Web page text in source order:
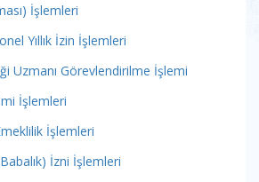
İşlemleri
Yıllık İzin İşlemleri
Uzmanı Görevlendirilme İşlemi
İşlemleri
İşlemleri
İzni İşlemleri